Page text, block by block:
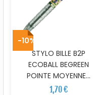
STYLO BILLE B2P
ECOBALL BEGREEN
POINTE MOYENNE...
1,70 €
-10%